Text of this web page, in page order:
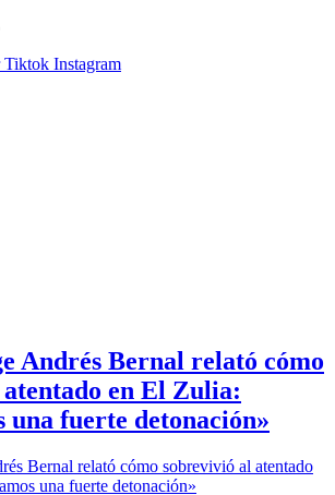
Tiktok Instagram
Andrés Bernal relató cómo
en El Zulia:
una fuerte detonación»